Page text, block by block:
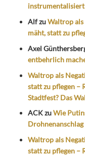
instrumentalisiert
AlfzuWaltrop
mäht, statt zu
Axel
entbehrlich
Waltrop als
statt zu pflegen –
Stadtfest? Das
ACKzuWie
Waltrop als
statt zu pflegen –